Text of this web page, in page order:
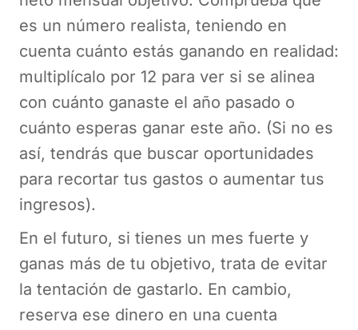
es un número realista, teniendo en
cuenta cuánto estás ganando en realidad:
multiplícalo por 12 para ver si se alinea
con cuánto ganaste el año pasado o
cuánto esperas ganar este año. (Si no es
así, tendrás que buscar oportunidades
para recortar tus gastos o aumentar tus
ingresos).
En el futuro, si tienes un mes fuerte y
ganas más de tu objetivo, trata de evitar
la tentación de gastarlo. En cambio,
reserva ese dinero en una cuenta